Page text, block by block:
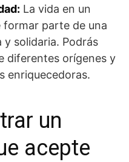
La vida en un
parte de una
solidaria. Podrás
diferentes orígenes y
enriquecedoras.
un
acepte